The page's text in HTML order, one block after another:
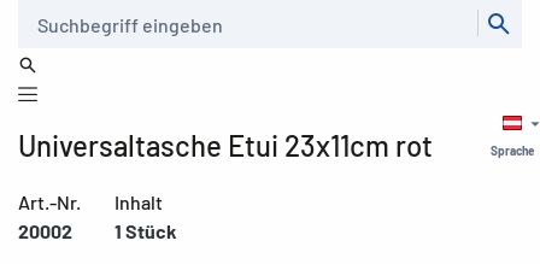
Sprache
Universaltasche Etui 23x11cm rot
Art.-Nr.
20002
Inhalt
1 Stück